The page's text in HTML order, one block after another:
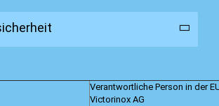
Verantwortliche Person in der
Victorinox AG